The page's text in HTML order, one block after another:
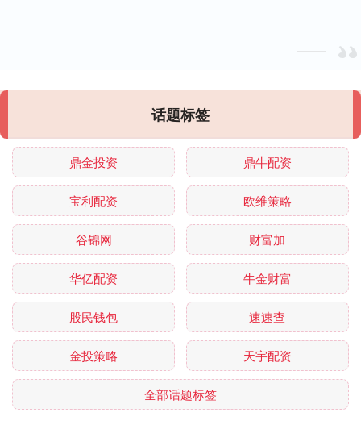
话题标签
鼎金投资 鼎牛配资
宝利配资 欧维策略
谷锦网 财富加
华亿配资 牛金财富
股民钱包 速速查
金投策略 天宇配资
全部话题标签